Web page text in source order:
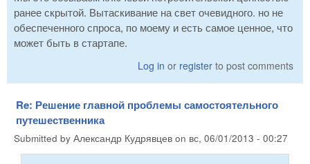
ранее скрытой. Вытаскивание на свет очевидного. но не
обеспеченного спроса, по моему и есть самое ценное, что
может быть в стартапе.
Log in or register to post comments
Re: Решение главной проблемы самостоятельного
путешественника
Submitted by Александр Кудрявцев on вс, 06/01/2013 - 00:27